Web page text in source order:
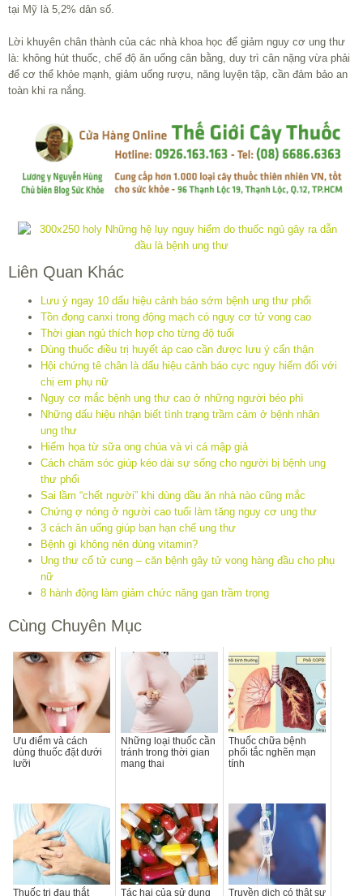
tại Mỹ là 5,2% dân số.
Lời khuyên chân thành của các nhà khoa học để giảm nguy cơ ung thư
là: không hút thuốc, chế độ ăn uống cân bằng, duy trì cân nặng vừa phải
để cơ thể khỏe mạnh, giảm uống rượu, năng luyện tập, cần đảm bảo an
toàn khi ra nắng.
Liên Quan Khác
Lưu ý ngay 10 dấu hiệu cảnh báo sớm bệnh ung thư phổi
Tồn đọng canxi trong động mạch có nguy cơ tử vong cao
Thời gian ngủ thích hợp cho từng độ tuổi
Dùng thuốc điều trị huyết áp cao cần được lưu ý cẩn thận
Hội chứng tê chân là dấu hiệu cảnh báo cực nguy hiểm đối với
chị em phụ nữ
Nguy cơ mắc bệnh ung thư cao ở những người béo phì
Những dấu hiệu nhận biết tình trạng trầm cảm ở bệnh nhân
ung thư
Hiểm họa từ sữa ong chúa và vi cá mập giả
Cách chăm sóc giúp kéo dài sự sống cho người bị bệnh ung
thư phổi
Sai lầm “chết người” khi dùng dầu ăn nhà nào cũng mắc
Chứng ợ nóng ở người cao tuổi làm tăng nguy cơ ung thư
3 cách ăn uống giúp bạn hạn chế ung thư
Bệnh gì không nên dùng vitamin?
Ung thư cổ tử cung – căn bệnh gây tử vong hàng đầu cho phụ
nữ
8 hành động làm giảm chức năng gan trầm trọng
Cùng Chuyên Mục
Ưu điểm và cách
dùng thuốc đặt dưới
lưỡi
Những loại thuốc cần
tránh trong thời gian
mang thai
Thuốc chữa bệnh
phổi tắc nghẽn mạn
tính
Thuốc trị đau thắt Tác hại của sử dụng Truyền dịch có thật sự